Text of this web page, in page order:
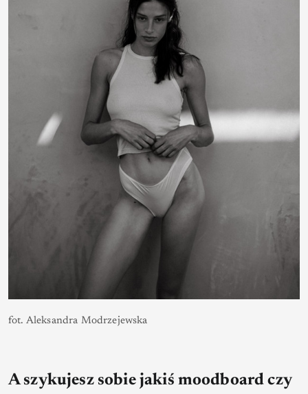
fot. Aleksandra Modrzejewska
A szykujesz sobie jakiś moodboard czy